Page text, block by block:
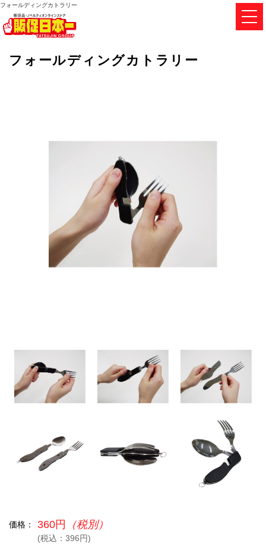
フォールディングカトラリー
フォールディングカトラリー
価格： 360円 （税別）
(税込：396円)